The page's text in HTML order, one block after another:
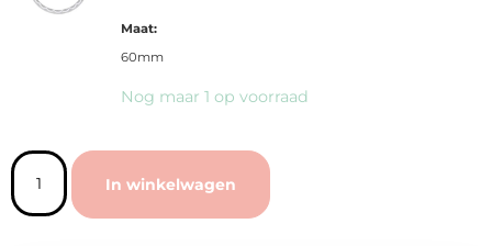
Maat
60mm
Nog maar 1 op voorraad
In winkelwagen